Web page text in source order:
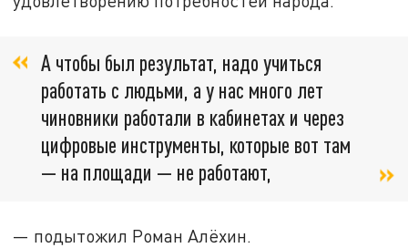
А чтобы был результат, надо учиться
работать с людьми, а у нас много лет
чиновники работали в кабинетах и через
цифровые инструменты, которые вот там
— на площади — не работают,
— подытожил Роман Алёхин.